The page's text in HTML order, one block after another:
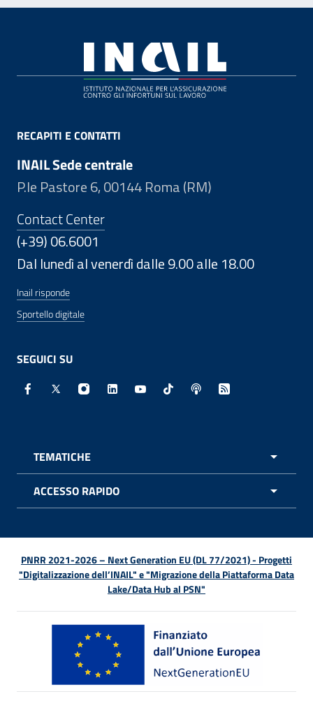
RECAPITI E CONTATTI
INAIL Sede centrale
P.le Pastore 6, 00144 Roma (RM)
Contact Center
(+39) 06.6001
Dal lunedì al venerdì dalle 9.00 alle 18.00
Inail risponde
Sportello digitale
SEGUICI SU
Facebook - Sito esterno - Apertura in nuova finestra
X - Sito esterno - Apertura in nuova finestra
Instagram - Sito esterno - Apertura in
Linkedin - Sito esterno - Apertura in
Youtube - Sito esterno -
TikTok - Sito esterno -
Spreaker - Sito
Feed RSS -
TEMATICHE
ACCESSO RAPIDO
PNRR 2021-2026 – Next Generation EU (DL 77/2021) - Progetti
"Digitalizzazione dell’INAIL" e "Migrazione della Piattaforma Data
Lake/Data Hub al PSN"